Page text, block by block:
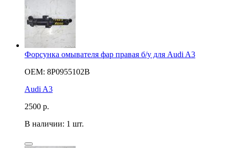
Форсунка омывателя фар правая б/у для Audi A3
OEM: 8P0955102B
Audi A3
2500 р.
В наличии: 1 шт.